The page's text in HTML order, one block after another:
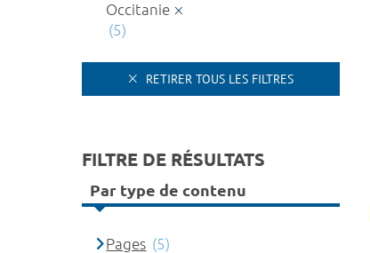
Occitanie
(5)
RETIRER TOUS LES FILTRES
FILTRE DE RÉSULTATS
Par type de contenu
Pages (5)